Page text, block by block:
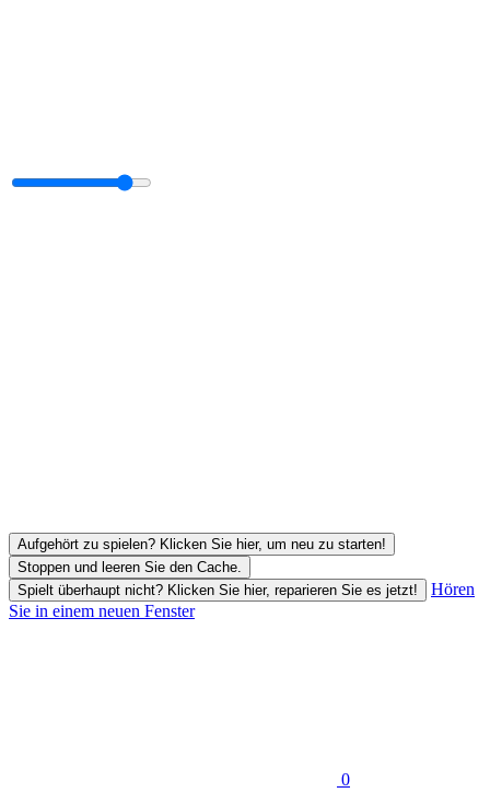
Aufgehört zu spielen? Klicken Sie hier, um neu zu starten!
Stoppen und leeren Sie den Cache.
Spielt überhaupt nicht? Klicken Sie hier, reparieren Sie es jetzt!
Hören
Sie in einem neuen Fenster
0